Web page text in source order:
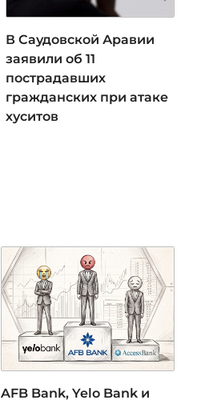
В Саудовской Аравии
заявили об 11
пострадавших
гражданских при атаке
хуситов
AFB Bank, Yelo Bank и